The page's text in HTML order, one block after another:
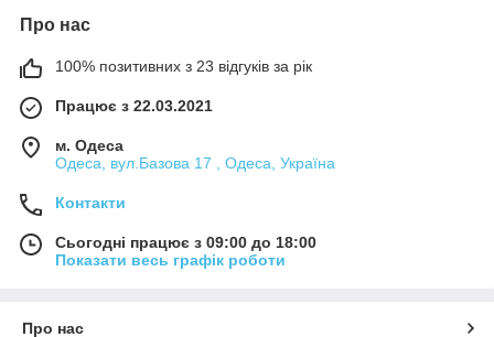
Про нас
100% позитивних з 23 відгуків за рік
Працює з 22.03.2021
м. Одеса
Одеса, вул.Базова 17 , Одеса, Україна
Контакти
Сьогодні працює з 09:00 до 18:00
Показати весь графік роботи
Про нас